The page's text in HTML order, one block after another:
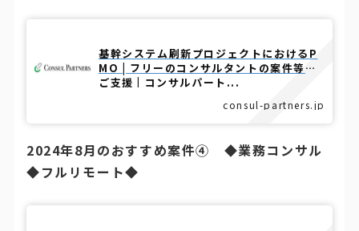
consul-partners.jp
基幹システム刷新プロジェクトにおけるP
MO | フリーのコンサルタントの案件等を
ご支援 | コンサルパート...
2024年8月のおすすめ案件④ ◆業務コンサル
◆フルリモート◆